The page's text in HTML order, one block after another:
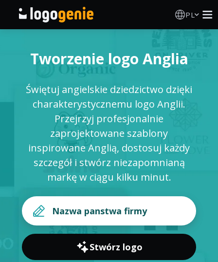
PL
Generator logo AI
Pomysły na logo
Produkty drukowane
O nas
ZALOGUJ SIĘ
Tworzenie logo Anglia
Świętuj angielskie dziedzictwo dzięki
charakterystycznemu logo Anglii.
Przejrzyj profesjonalnie
zaprojektowane szablony
inspirowane Anglią, dostosuj każdy
szczegół i stwórz niezapomnianą
markę w ciągu kilku minut.
Stwórz logo